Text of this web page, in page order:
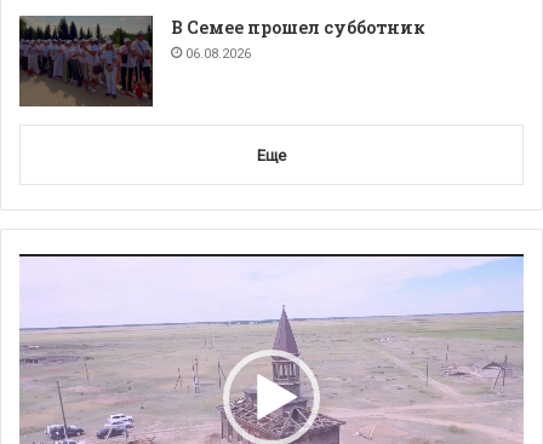
В Семее прошел субботник
06.08.2026
Еще